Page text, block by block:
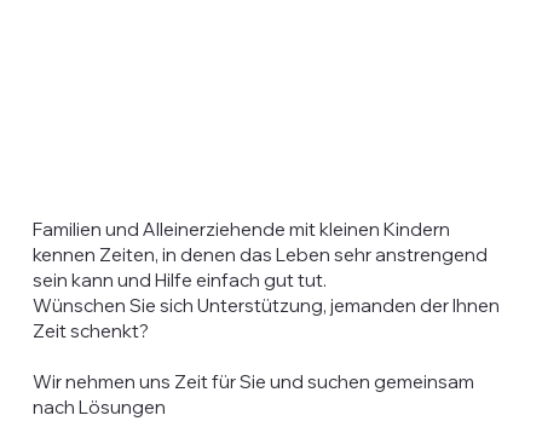
Familien und Alleinerziehende mit kleinen Kindern
kennen Zeiten, in denen das Leben sehr anstrengend
sein kann und Hilfe einfach gut tut.
Wünschen Sie sich Unterstützung, jemanden der Ihnen
Zeit schenkt?
Wir nehmen uns Zeit für Sie und suchen gemeinsam
nach Lösungen